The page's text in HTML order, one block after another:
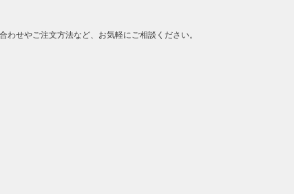
わせやご注文方法など、お気軽にご相談ください。